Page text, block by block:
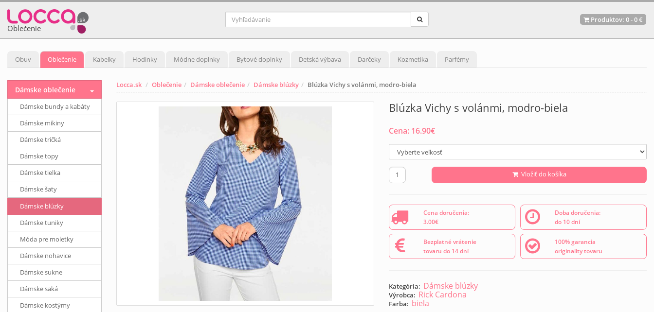
Oblečenie
Produktov: 0-0 €
Obuv Oblečenie Kabelky Hodinky Módne doplnky Bytové doplnky Detská výbava Darčeky Kozmetika Parfémy
Locca.sk Oblečenie Dámske oblečenie Dámske blúzky Blúzka Vichy s volánmi, modro-biela
Blúzka Vichy s volánmi, modro-biela
Cena: 16.90€
Vložiť do košíka
Cena doručenia:
3.00€
Doba doručenia:
do 10 dní
Bezplatné vrátenie
tovaru do 14 dní
100% garancia
originality tovaru
Kategória: Dámske blúzky
Výrobca: Rick Cardona
Farba: biela
Dámske oblečenie
Dámske bundy a kabáty
Dámske mikiny
Dámske tričká
Dámske topy
Dámske tielka
Dámske šaty
Dámske blúzky
Dámske tuniky
Móda pre moletky
Dámske nohavice
Dámske sukne
Dámske saká
Dámske kostýmy